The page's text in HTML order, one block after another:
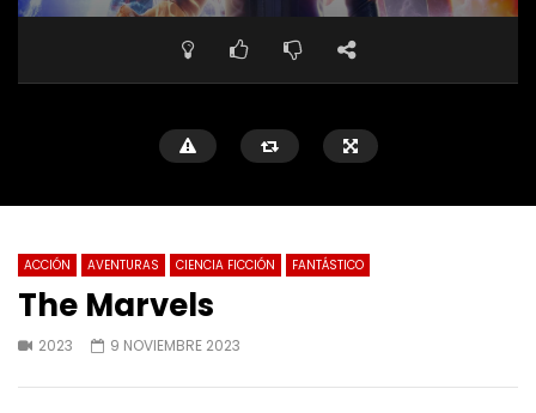
ACCIÓN AVENTURAS CIENCIA FICCIÓN FANTÁSTICO
The Marvels
2023 9 NOVIEMBRE 2023